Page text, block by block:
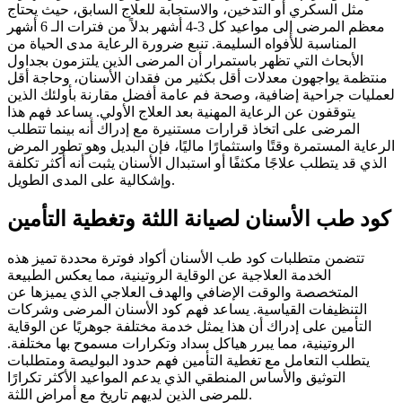
مثل السكري أو التدخين، والاستجابة للعلاج السابق، حيث يحتاج
معظم المرضى إلى مواعيد كل 3-4 أشهر بدلاً من فترات الـ 6 أشهر
المناسبة للأفواه السليمة. تنبع ضرورة الرعاية مدى الحياة من
الأبحاث التي تظهر باستمرار أن المرضى الذين يلتزمون بجداول
منتظمة يواجهون معدلات أقل بكثير من فقدان الأسنان، وحاجة أقل
لعمليات جراحية إضافية، وصحة فم عامة أفضل مقارنة بأولئك الذين
يتوقفون عن الرعاية المهنية بعد العلاج الأولي. يساعد فهم هذا
المرضى على اتخاذ قرارات مستنيرة مع إدراك أنه بينما تتطلب
الرعاية المستمرة وقتًا واستثمارًا ماليًا، فإن البديل وهو تطور المرض
الذي قد يتطلب علاجًا مكثفًا أو استبدال الأسنان يثبت أنه أكثر تكلفة
وإشكالية على المدى الطويل.
كود طب الأسنان لصيانة اللثة وتغطية التأمين
تتضمن متطلبات كود طب الأسنان أكواد فوترة محددة تميز هذه
الخدمة العلاجية عن الوقاية الروتينية، مما يعكس الطبيعة
المتخصصة والوقت الإضافي والهدف العلاجي الذي يميزها عن
التنظيفات القياسية. يساعد فهم كود الأسنان المرضى وشركات
التأمين على إدراك أن هذا يمثل خدمة مختلفة جوهريًا عن الوقاية
الروتينية، مما يبرر هياكل سداد وتكرارات مسموح بها مختلفة.
يتطلب التعامل مع تغطية التأمين فهم حدود البوليصة ومتطلبات
التوثيق والأساس المنطقي الذي يدعم المواعيد الأكثر تكرارًا
للمرضى الذين لديهم تاريخ مع أمراض اللثة.